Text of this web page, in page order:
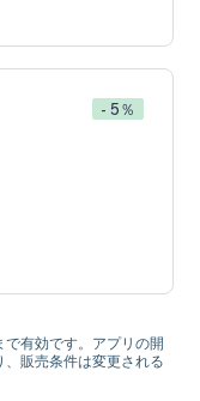
- 5％
有効です。アプリの開
販売条件は変更される